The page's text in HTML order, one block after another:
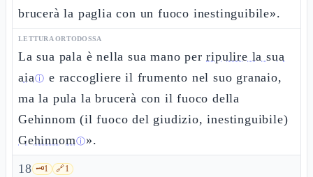
brucerà la paglia con un fuoco inestinguibile».
LETTURA ORTODOSSA
La sua pala è nella sua mano perripulire la sua
aiaⓘ e raccogliere il frumento nel suo granaio,
ma la pula la brucerà con il fuoco della
Gehinnom (il fuoco del giudizio, inestinguibile)
Gehinnomⓘ».
18 🗝️1 🔗1